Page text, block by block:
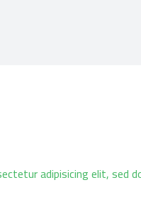
adipisicing elit, sed